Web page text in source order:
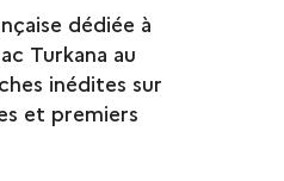
dédiée à
Turkana au
inédites sur
et premiers